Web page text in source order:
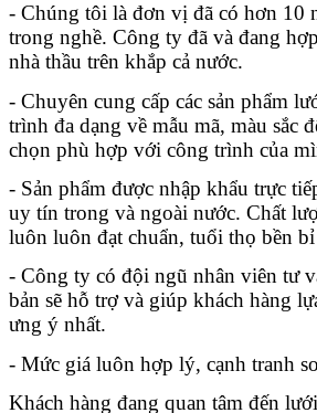
- Chúng tôi là đơn vị đã có hơn 10
trong nghề. Công ty đã và đang
nhà thầu trên khắp cả nước.
- Chuyên cung cấp các sản phẩm
trình đa dạng về mẫu mã, màu sắc
chọn phù hợp với công trình của
- Sản phẩm được nhập khẩu trực
uy tín trong và ngoài nước. Chất
luôn luôn đạt chuẩn, tuổi thọ bền
- Công ty có đội ngũ nhân viên tư
bản sẽ hỗ trợ và giúp khách hàng
ưng ý nhất.
- Mức giá luôn hợp lý, cạnh tranh
Khách hàng đang quan tâm đến